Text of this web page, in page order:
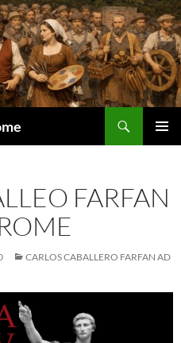
FARFAN
CARLOS CABALLERO FARFAN AD